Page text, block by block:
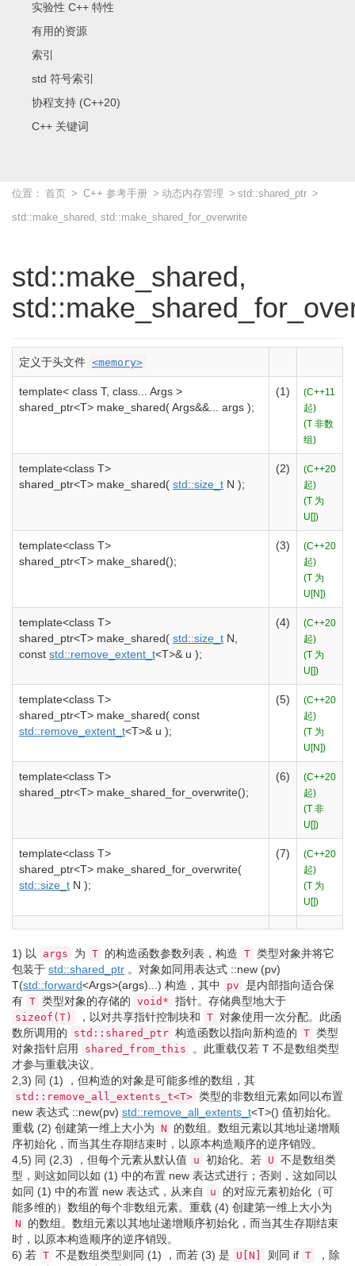
实验性 C++ 特性
有用的资源
索引
std 符号索引
协程支持 (C++20)
C++ 关键词
位置： 首页 > C++ 参考手册 > 动态内存管理 > std::shared_ptr >
std::make_shared, std::make_shared_for_overwrite
std::make_shared,
定义于头文件 <memory>
template< class T, class Args >
shared_ptr<T> make_shared(Args&& args );
(1)
(C++11
起)
(T 非数
组)
template<class T>
shared_ptr<T> make_shared( std::size_t N );
(2)
(C++20
起)
(T 为
U[])
template<class T>
shared_ptr<T> make_shared();
(3)
(C++20
起)
(T 为
U[N])
template<class T>
shared_ptr<T> make_shared( std::size_t N,
const std::remove_extent_t<T>& u );
(4)
(C++20
起)
(T 为
U[])
template<class T>
shared_ptr<T> make_shared( const
std::remove_extent_t<T>& u );
(5)
(C++20
起)
(T 为
U[N])
template<class T>
shared_ptr<T> make_shared_for_overwrite();
(6)
(C++20
起)
(T 非
U[])
template<class T>
shared_ptr<T> make_shared_for_overwrite(
std::size_t N );
(7)
(C++20
起)
(T 为
U[])
1) 以 args 为 T 的构造函数参数列表，构造 T 类型对象并将它
包装于 std::shared_ptr 。对象如同用表达式 ::new (pv)
T(std::forward<Args>(args) ) 构造，其中 pv 是内部指向适合保
有 T 类型对象的存储的 void* 指针。存储典型地大于
sizeof(T) ，以对共享指针控制块和 T 对象使用一次分配。此函
数所调用的
std::shared_ptr 构造函数以指向新构造的 T 类型
对象指针启用
shared_from_this
。此重载仅若 T 不是数组类型
才参与重载决议。
2,3) 同 (1) ，但构造的对象是可能多维的数组，其
std::remove_all_extents_t<T> 类型的非数组元素如同以布置
new 表达式 ::new(pv) std::remove_all_extents_t<T>() 值初始化。
重载 (2) 创建第一维上大小为 N
的数组。数组元素以其地址递增顺
序初始化，而当其生存期结束时，以原本构造顺序的逆序销毁。
4,5) 同 (2,3) ，但每个元素从默认值 u 初始化。若 U 不是数组类
型，则这如同以如 (1) 中的布置 new 表达式进行；否则，这如同以
如同 (1) 中的布置 new 表达式，从来自 u
的对应元素初始化（可
能多维的）数组的每个非数组元素。重载 (4) 创建第一维上大小为
N
的数组。数组元素以其地址递增顺序初始化，而当其生存期结束
时，以原本构造顺序的逆序销毁。
6) 若 T 不是数组类型则同 (1) ，而若 (3) 是 U[N] 则同 if T
，除